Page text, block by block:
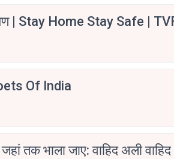
| Stay Home Stay Safe |
Of India
तक भाला जाए: वाहिद अली वाहिद